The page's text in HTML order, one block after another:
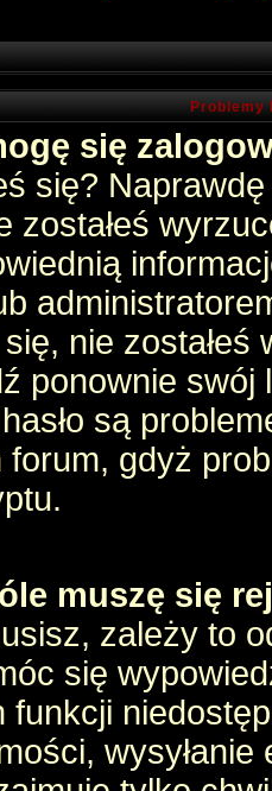
Problemy
się
się?
zostałeś
nie
ponownie swój
są
gdyż
muszę się
zależy to
się
funkcji